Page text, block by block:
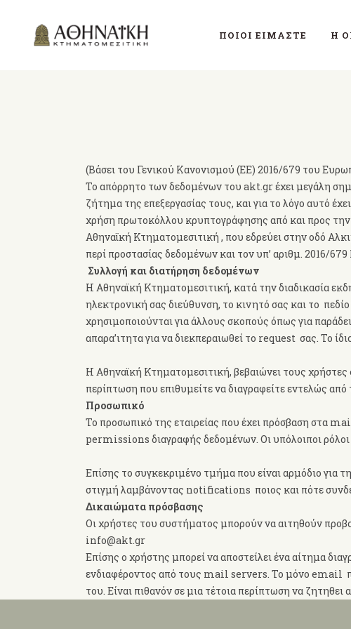
ΠΟΙΟΊ ΕΊΜΑΣΤΕ Η
(Βάσει του Γενικού Κανονισμού (ΕΕ) 2016/679 του
Το απόρρητο των δεδομένων του akt.gr έχει μεγάλη
ζήτημα της επεξεργασίας τους, και για το λόγο αυτό
χρήση πρωτοκόλλου κρυπτογράφησης από και προς
Αθηναϊκή Κτηματομεσιτική , που εδρεύει στην οδό
περί προστασίας δεδομένων και τον υπ’ αριθμ. 2016/
Συλλογή και διατήρηση δεδομένων
H Αθηναϊκή Κτηματομεσιτική, κατά την διαδικασία
ηλεκτρονική σας διεύθυνση, το κινητό σας και το
χρησιμοποιούνται για άλλους σκοπούς όπως για
απαρα’ιτητα για να διεκπεραιωθεί το request σας. Το
H Αθηναϊκή Κτηματομεσιτική, βεβαιώνει τους χρήστες
περίπτωση που επιθυμείτε να διαγραφείτε εντελώς
Προσωπικό
Το προσωπικό της εταιρείας που έχει πρόσβαση στα
permissions διαγραφής δεδομένων. Οι υπόλοιποι
Επίσης το συγκεκριμένο τμήμα που είναι αρμόδιο για
στιγμή λαμβάνοντας notifications ποιος και πότε
Δικαιώματα πρόσβασης
Oι χρήστες του συστήματος μπορούν να αιτηθούν
info@akt.gr
Επίσης ο χρήστης μπορεί να αποστείλει ένα αίτημα
ενδιαφέροντος από τους mail servers. Το μόνο email
του. Είναι πιθανόν σε μια τέτοια περίπτωση να